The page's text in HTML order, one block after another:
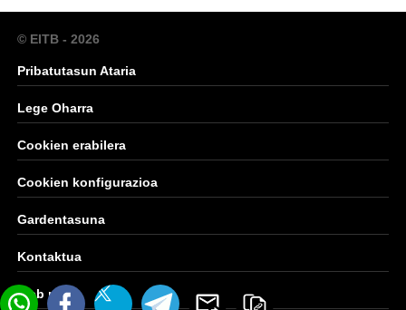
© EITB - 2026
Pribatutasun Ataria
Lege Oharra
Cookien erabilera
Cookien konfigurazioa
Gardentasuna
Kontaktua
Web mapa